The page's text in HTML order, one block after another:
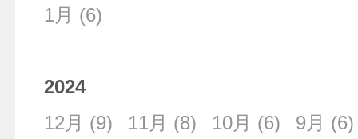
1月 (6)
2024
12月 (9) 11月 (8) 10月 (6) 9月 (6)